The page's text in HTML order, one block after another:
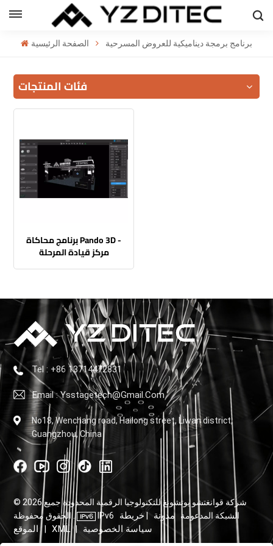
الصفحة الرئيسية برنامج برمجة ديناميكية للعروض المسرحية
فئات المنتجات
برنامج محاكاة Pando 3D -
مركز قيادة المرحلة
Tel : +86 13714472831
Email : Ysstagetech@gmail.com
No18, Wenchang road, Hailong street, Liwan district,
Guangzhou, China
© 2026 شركة قوانغتشو يوتشونغ للتكنولوجيا الرقمية المحدودة جميع
الحقوق محفوظة .
IPv6 الشبكة المدعومة مدونة
خريطة
الموقع
XML | سياسة الخصوصية